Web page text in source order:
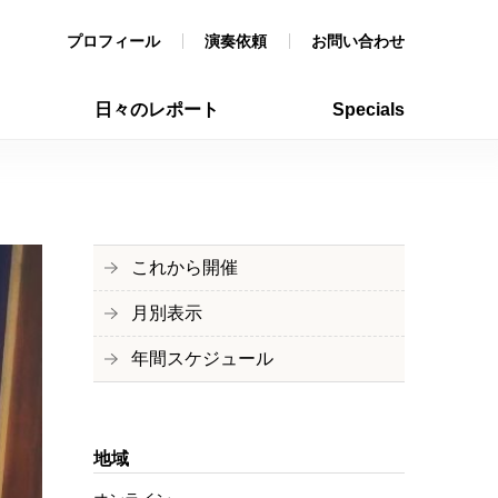
プロフィール 演奏依頼 お問い合わせ
日々のレポート Specials
これから開催
月別表示
年間スケジュール
地域